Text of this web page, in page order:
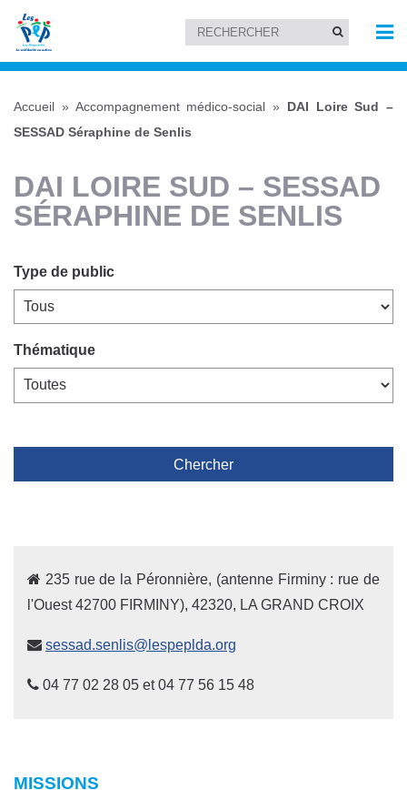
Accueil » Accompagnement médico-social » DAI Loire Sud –
SESSAD Séraphine de Senlis
DAI LOIRE SUD – SESSAD
SÉRAPHINE DE SENLIS
Type de public
Thématique
Chercher
235 rue de la Péronnière, (antenne Firminy : rue de
l'Ouest 42700 FIRMINY), 42320, LA GRAND CROIX
sessad.senlis@lespeplda.org
04 77 02 28 05 et 04 77 56 15 48
MISSIONS